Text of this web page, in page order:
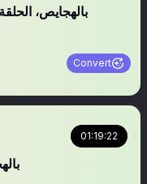
بالهجايص،
Convert
01:19:22